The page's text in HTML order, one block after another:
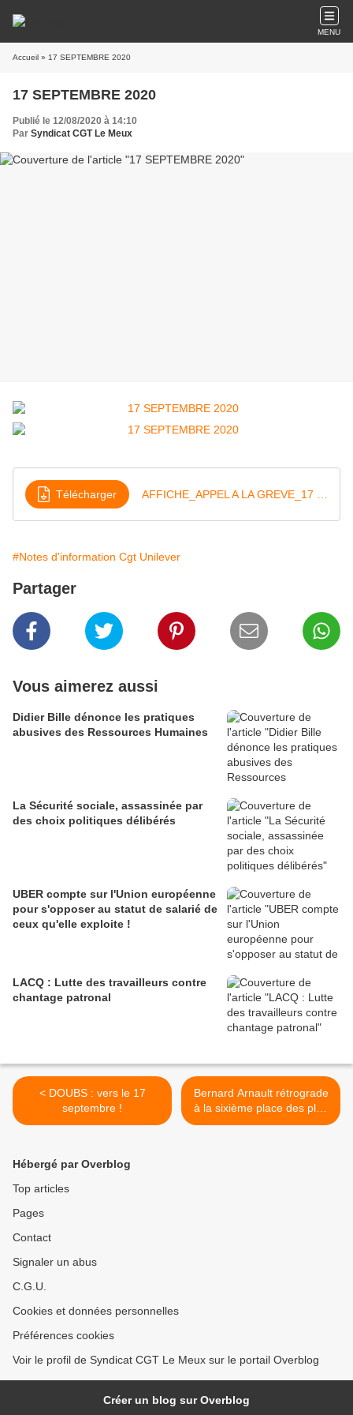
MENU
Accueil » 17 SEPTEMBRE 2020
17 SEPTEMBRE 2020
Publié le 12/08/2020 à 14:10
Par Syndicat CGT Le Meux
Télécharger
#Notes d'information Cgt Unilever
Partager
Vous aimerez aussi
Didier Bille dénonce les pratiques
abusives des Ressources Humaines
La Sécurité sociale, assassinée par
des choix politiques délibérés
UBER compte sur l'Union européenne
pour s'opposer au statut de salarié de
ceux qu'elle exploite !
LACQ : Lutte des travailleurs contre
chantage patronal
< DOUBS : vers le 17
septembre !
Bernard Arnault rétrograde
à la sixième place des plus
grandes fortunes mondiales
Hébergé par Overblog
Top articles
Pages
Contact
Signaler un abus
C.G.U.
Cookies et données personnelles
Préférences cookies
Voir le profil de Syndicat CGT Le Meux sur le portail Overblog
Créer un blog sur Overblog